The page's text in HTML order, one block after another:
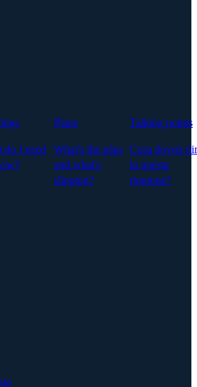
do I need
Plans
What's the plan,
and what's
slipping?
Talking points
Cosa dovrei
in questa
riunione?